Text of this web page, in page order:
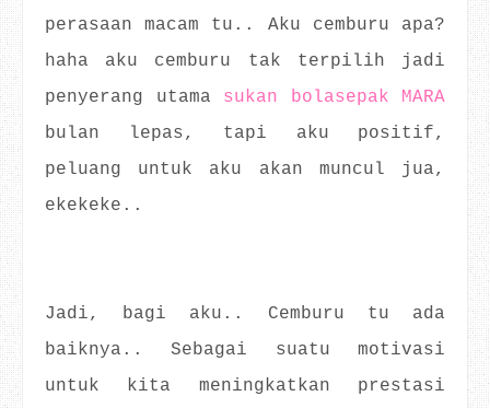
perasaan macam tu.. Aku cemburu apa?
haha aku cemburu tak terpilih jadi
penyerang utama sukan bolasepak MARA
bulan lepas, tapi aku positif,
peluang untuk aku akan muncul jua,
ekekeke..
Jadi, bagi aku.. Cemburu tu ada
baiknya.. Sebagai suatu motivasi
untuk kita meningkatkan prestasi